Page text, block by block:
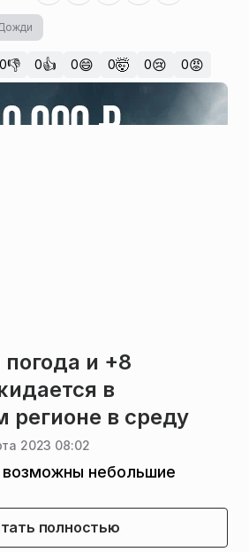
0👎 0👍 0😄 0🤯 0😢 0😡
и +8
в
регионе в среду
2023 08:02
небольшие
полностью